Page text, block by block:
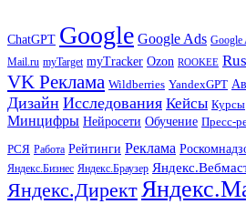
ChatGPT Google Google Ads Google
Mail.ru myTarget myTracker Ozon ROOKEE
VK Реклама Wildberries YandexGPT
Дизайн Исследования Кейсы Курсы
Минцифры Нейросети Обучение Пресс-
РСЯ Работа Рейтинги Реклама
Яндекс.Бизнес Яндекс.Браузер
Яндекс.Директ